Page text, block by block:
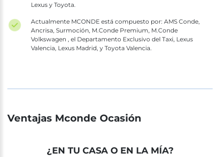
Lexus y Toyota.
Actualmente MCONDE está compuesto por: AMS Conde,
Ancrisa, Surmoción, M.Conde Premium, M.Conde
Volkswagen , el Departamento Exclusivo del Taxi, Lexus
Valencia, Lexus Madrid, y Toyota Valencia.
Ventajas Mconde Ocasión
¿EN TU CASA O EN LA MÍA?